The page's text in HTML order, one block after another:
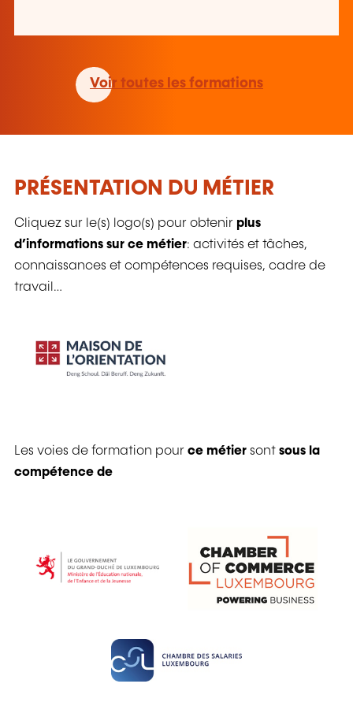
Voir toutes les formations
PRÉSENTATION DU MÉTIER
Cliquez sur le(s) logo(s) pour obtenir plus
d’informations sur ce métier: activités et tâches,
connaissances et compétences requises, cadre de
travail…
Les voies de formation pour ce métier sont sous la
compétence de